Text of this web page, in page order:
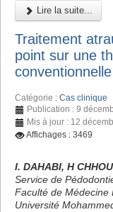
Lire la suite...
Traitement
point sur une
Catégorie : Cas clinique
Publication : 9
Mis à jour : 12
Affichages : 3469
I. DAHABI, H
Service de
Faculté de Médecine
Université